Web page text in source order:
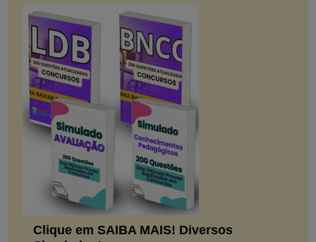
Clique em SAIBA MAIS! Diversos